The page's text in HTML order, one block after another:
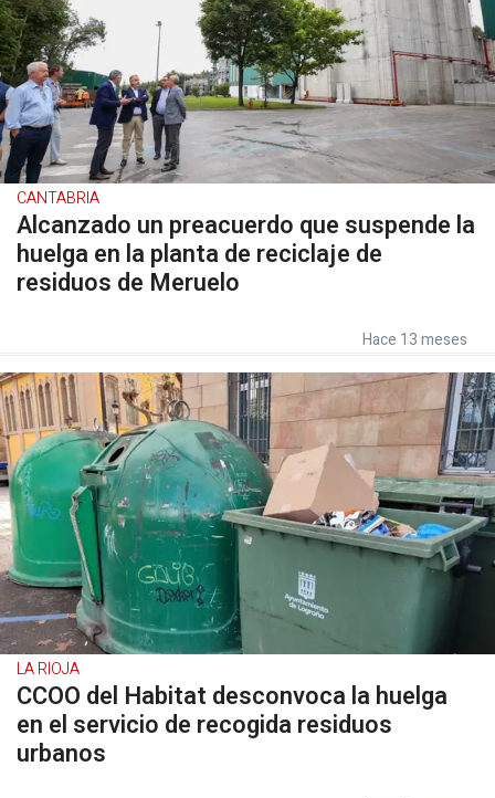
CANTABRIA
Alcanzado un preacuerdo que suspende la
huelga en la planta de reciclaje de
residuos de Meruelo
Hace 13 meses
LA RIOJA
CCOO del Habitat desconvoca la huelga
en el servicio de recogida residuos
urbanos